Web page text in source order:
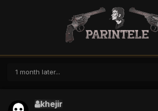
1 month later...
khejir